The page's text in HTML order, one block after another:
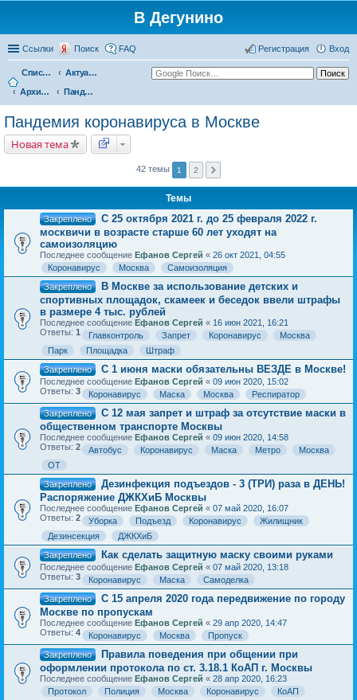
В Дегунино
Ссылки Поиск FAQ Вход
Регистрация
Список форумов
Актуальные вопросы
Архив событий
Пандемия коронавируса в Москве
Пандемия коронавируса в Москве
Новая тема
42 темы 1 2
Темы
Закреплено
С 25 октября 2021 г. до 25 февраля 2022 г.
москвичи в возрасте старше 60 лет уходят на
самоизоляцию
Последнее сообщение Ефанов Сергей « 26 окт 2021, 04:55
Коронавирус
Москва
Самоизоляция
Закреплено
В Москве за использование детских и
спортивных площадок, скамеек и беседок ввели штрафы
в размере 4 тыс. рублей
Последнее сообщение Ефанов Сергей « 16 июн 2021, 16:21
Ответы: 1 Главконтроль Запрет Коронавирус
Москва
Парк
Площадка
Штраф
Закреплено
С 1 июня маски обязательны ВЕЗДЕ в Москве!
Последнее сообщение Ефанов Сергей « 09 июн 2020, 15:02
Ответы: 3 Коронавирус Маска Москва
Респиратор
Закреплено
С 12 мая запрет и штраф за отсутствие маски в
общественном транспорте Москвы
Последнее сообщение Ефанов Сергей « 09 июн 2020, 14:58
Ответы: 2 Автобус Коронавирус Маска Метро
Москва
ОТ
Закреплено
Дезинфекция подъездов - 3 (ТРИ) раза в ДЕНЬ!
Распоряжение ДЖКХиБ Москвы
Последнее сообщение Ефанов Сергей « 07 май 2020, 16:07
Ответы: 2 Уборка Подъезд Коронавирус
Жилищник
Дезинсекция
ДЖКХиБ
Закреплено
Как сделать защитную маску своими руками
Последнее сообщение Ефанов Сергей « 07 май 2020, 13:18
Ответы: 3 Коронавирус Маска
Самоделка
Закреплено
С 15 апреля 2020 года передвижение по городу
Москве по пропускам
Последнее сообщение Ефанов Сергей « 29 апр 2020, 14:47
Ответы: 4 Коронавирус Москва
Пропуск
Закреплено
Правила поведения при общении при
оформлении протокола по ст. 3.18.1 КоАП г. Москвы
Последнее сообщение Ефанов Сергей « 28 апр 2020, 16:23
Протокол
Полиция Москва Коронавирус
КоАП